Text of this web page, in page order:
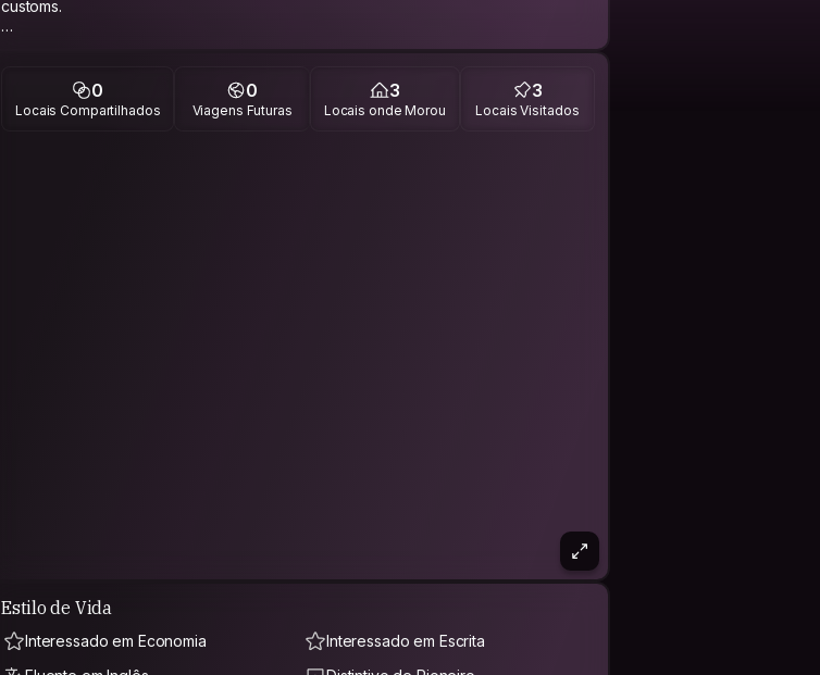
customs.
Writer, runner, entrepreneur, photographer, geek, and aspiring polymath. Life is my
passion; to inspire is my mission. Recently went nomadic.
0
Locais Compartilhados
0
Viagens Futuras
3
Locais onde Morou
3
Locais Visitados
Estilo de Vida
Interessado em Economia
Interessado em Escrita